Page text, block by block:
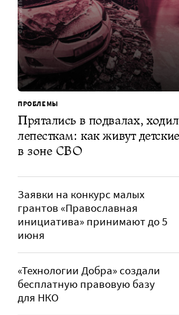
ПРОБЛЕМЫ
Прятались в подвалах,
лепесткам: как живут
в зоне СВО
Заявки на конкурс малых
грантов «Православная
инициатива» принимают до 5
июня
«Технологии Добра» создали
бесплатную правовую базу
для НКО